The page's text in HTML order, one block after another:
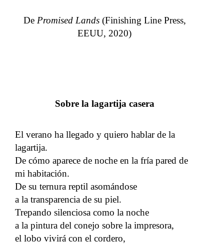
De Promised Lands(Finishing Line Press,
EEUU, 2020)
Sobre la lagartija casera
El verano ha llegado y quiero hablar de la
lagartija.
De cómo aparece de noche en la fría pared de
mi habitación.
De su ternura reptil asomándose
a la transparencia de su piel.
Trepando silenciosa como la noche
a la pintura del conejo sobre la impresora,
el lobo vivirá con el cordero,